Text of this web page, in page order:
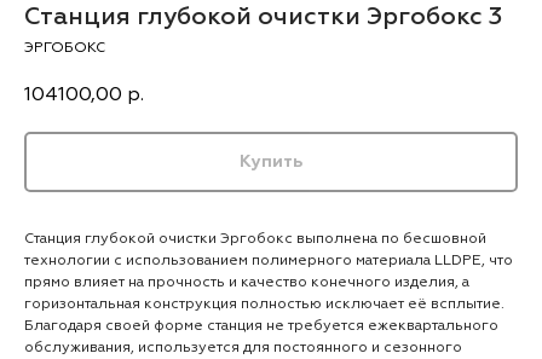
Станция глубокой очистки Эргобокс 3
ЭРГОБОКС
104100,00 р.
Купить
Станция глубокой очистки Эргобокс выполнена по бесшовной
технологии с использованием полимерного материала LLDPE, что
прямо влияет на прочность и качество конечного изделия, а
горизонтальная конструкция полностью исключает её всплытие.
Благодаря своей форме станция не требуется ежеквартального
обслуживания, используется для постоянного и сезонного